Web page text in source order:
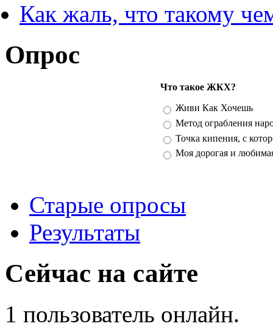
Как жаль, что такому
Опрос
Что такое ЖКХ?
Варианты
Живи Как Хочешь
Метод ограбления
Точка кипения, с
Моя дорогая и
Старые опросы
Результаты
Сейчас на сайте
1 пользователь онлайн.